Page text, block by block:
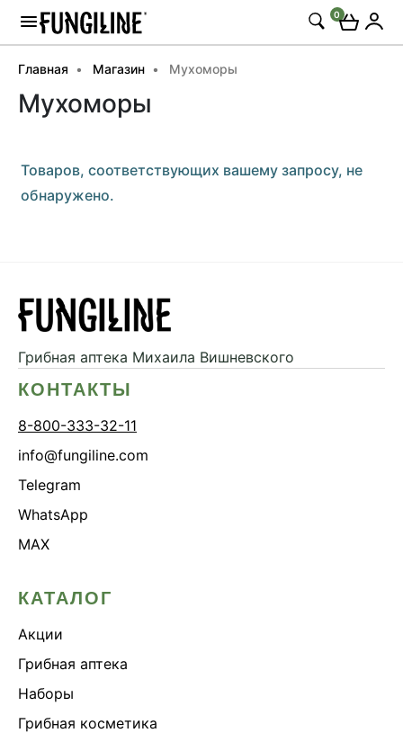
0
Главная Магазин Мухоморы
Мухоморы
Товаров, соответствующих вашему запросу, не
обнаружено.
Грибная аптека Михаила Вишневского
КОНТАКТЫ
8-800-333-32-11
info@fungiline.com
Telegram
WhatsApp
MAX
КАТАЛОГ
Акции
Грибная аптека
Наборы
Грибная косметика